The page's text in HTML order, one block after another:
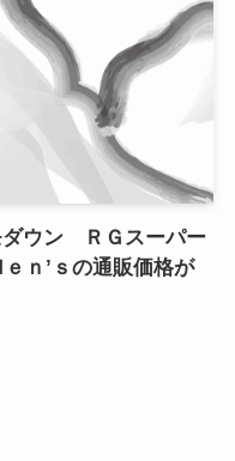
ダウン ＲＧスーパー
ｎ’ｓの通販価格が